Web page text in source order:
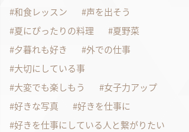
和食レッスン
声を出そう
夏にぴったりの料理
夏野菜
夕暮れも好き
外での仕事
大切にしている事
大変でも楽しもう
女子力アップ
好きな写真
好きを仕事に
好きを仕事にしている人と繋がりたい